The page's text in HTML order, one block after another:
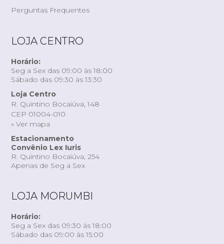
Perguntas Frequentes
LOJA CENTRO
Horário:
Seg a Sex das 09:00 às 18:00
Sábado das 09:30 às 13:30
Loja Centro
R. Quintino Bocaiúva, 148
CEP 01004-010
» Ver mapa
Estacionamento
Convênio Lex Iuris
R. Quintino Bocaiúva, 254
Apenas de Seg a Sex
LOJA MORUMBI
Horário:
Seg a Sex das 09:30 às 18:00
Sábado das 09:00 às 15:00